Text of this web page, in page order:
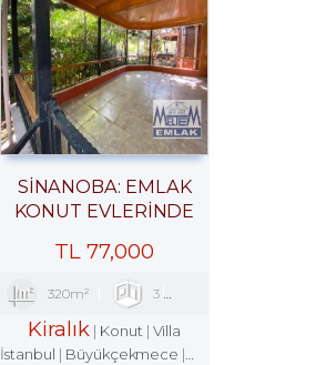
2
SİNANOBA: EMLAK
KONUT EVLERINDE
TL 77,000
320m² 3
Kiralık Konut Villa
İstanbul
Büyükçekmece Mimarsinan Merkez